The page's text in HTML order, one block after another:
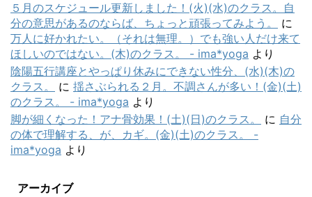
５月のスケジュール更新しました！(火)(水)のクラス。自
分の意思があるのならば、ちょっと頑張ってみよう。
に
万人に好かれたい。（それは無理。）でも強い人だけ来て
ほしいのではない。(木)のクラス。 - ima*yoga より
陰陽五行講座とやっぱり休みにできない性分、(水)(木)の
クラス。
に 揺さぶられる２月。不調さんが多い！(金)(土)
のクラス。 - ima*yoga より
脚が細くなった！アナ骨効果！(土)(日)のクラス。
に 自分
の体で理解する、が、カギ。(金)(土)のクラス。 -
ima*yoga より
アーカイブ